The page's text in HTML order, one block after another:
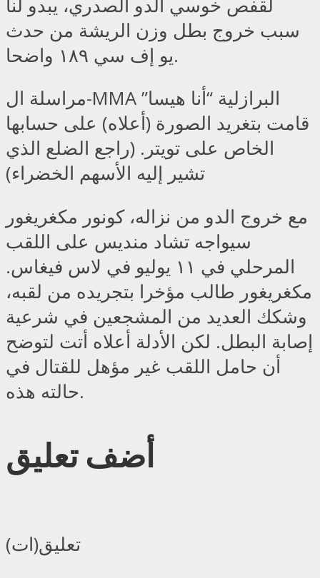
لقفص خوسي الدو الصدري، يبدو لنا
سبب خروج بطل وزن الريشة من حدث
يو إف سي ١٨٩ واضحا.
مراسلة ال-MMA البرازلية “أنا هيسا”
قامت بتغريد الصورة (أعلاه) على حسابها
الخاص على تويتر. (راجع الضلع الذي
تشير إليه الأسهم الخضراء)
مع خروج الدو من نزاله، كونور مكغريغور
سيواجه تشاد منديس على اللقب
المرحلي في ١١ يوليو في لاس فيغاس.
مكغريغور طالب مؤخرا بتجريده من لقبه،
وشكك العديد من المشجعين في شرعية
إصابة البطل. لكن الأدلة أعلاه أتت لتوضح
أن حامل اللقب غير مؤهل للقتال في
حالته هذه.
أضف تعليق
تعليق(ات)